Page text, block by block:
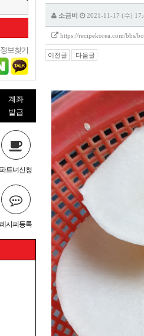
정보찾기
계좌
발급
파트너신청
레시피등록
소금비 2021-11-17 (수)
https://recipekorea.com/bbs/
이전글 다음글